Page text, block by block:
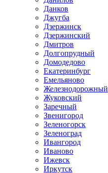
Данков
Джугба
Дзержинск
Дзержинский
Дмитров
Долгопрудный
Домодедово
Екатеринбург
Емельяново
Железнодорожный
Жуковский
Заречный
Звенигород
Зеленогорск
Зеленоград
Ивангород
Иваново
Ижевск
Иркутск